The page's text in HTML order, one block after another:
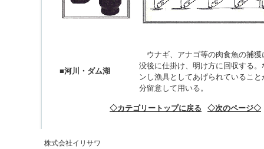
■河川・ダム湖
ウナギ、アナゴ等の肉食魚の捕獲
没後に仕掛け、明け方に回収する
ンし漁具としてあげられているこ
分留意して用いる。
◇カテゴリートップに戻る ◇次のページ◇
株式会社イリサワ